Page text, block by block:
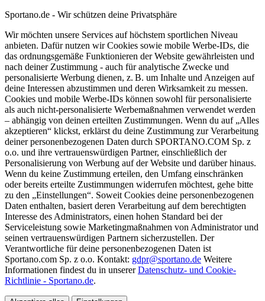
Sportano.de - Wir schützen deine Privatsphäre
Wir möchten unsere Services auf höchstem sportlichen Niveau
anbieten. Dafür nutzen wir Cookies sowie mobile Werbe-IDs, die
das ordnungsgemäße Funktionieren der Website gewährleisten und
nach deiner Zustimmung - auch für analytische Zwecke und
personalisierte Werbung dienen, z. B. um Inhalte und Anzeigen auf
deine Interessen abzustimmen und deren Wirksamkeit zu messen.
Cookies und mobile Werbe-IDs können sowohl für personalisierte
als auch nicht-personalisierte Werbemaßnahmen verwendet werden
– abhängig von deinen erteilten Zustimmungen. Wenn du auf „Alles
akzeptieren“ klickst, erklärst du deine Zustimmung zur Verarbeitung
deiner personenbezogenen Daten durch SPORTANO.COM Sp. z
o.o. und ihre vertrauenswürdigen Partner, einschließlich der
Personalisierung von Werbung auf der Website und darüber hinaus.
Wenn du keine Zustimmung erteilen, den Umfang einschränken
oder bereits erteilte Zustimmungen widerrufen möchtest, gehe bitte
zu den „Einstellungen“. Soweit Cookies deine personenbezogenen
Daten enthalten, basiert deren Verarbeitung auf dem berechtigten
Interesse des Administrators, einen hohen Standard bei der
Serviceleistung sowie Marketingmaßnahmen von Administrator und
seinen vertrauenswürdigen Partnern sicherzustellen. Der
Verantwortliche für deine personenbezogenen Daten ist
Sportano.com Sp. z o.o. Kontakt: gdpr@sportano.de Weitere
Informationen findest du in unsererDatenschutz- und Cookie-
Richtlinie - Sportano.de.